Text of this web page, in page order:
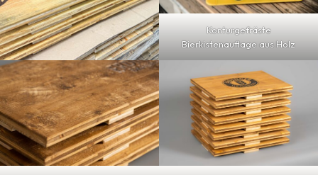
Konturgefräste
Bierkistenauflage aus Holz